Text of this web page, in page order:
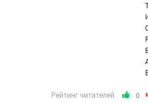
Рейтинг читателей 0